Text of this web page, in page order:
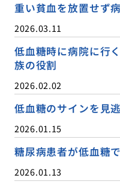
重い貧血を放置せず
2026.03.11
低血糖時に病院に行
族の役割
2026.02.02
低血糖のサインを見
2026.01.15
糖尿病患者が低血糖
2026.01.13